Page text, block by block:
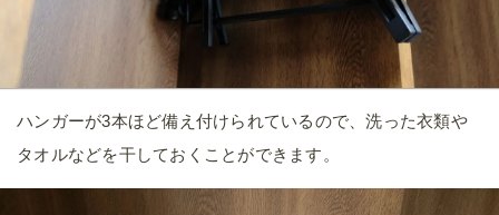
ハンガーが3本ほど備え付けられているので、洗った衣類や
タオルなどを干しておくことができます。